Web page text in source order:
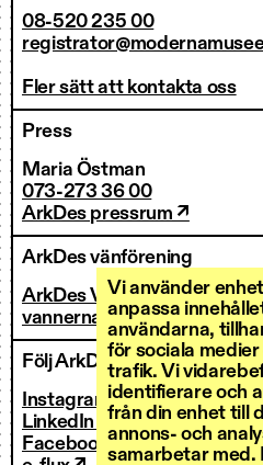
Vi använder
anpassa
användarna,
för sociala
trafik. Vi
identifierare och
från din enhet till
annons- och
samarbetar med.
08-520 235 00
Fler sätt att kontakta oss
Press
Maria Östman
073-273 36 00
ArkDes pressrum ↗
ArkDes vänförening
ArkDes Vänner
vannerna@arkdes.se
Följ ArkDes
Instagram ↗
LinkedIn ↗
Facebook ↗